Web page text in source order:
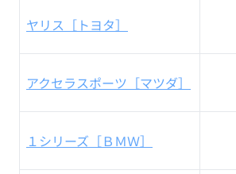
ヤリス［トヨタ］
アクセラスポーツ［マツダ］
１シリーズ［ＢＭＷ］